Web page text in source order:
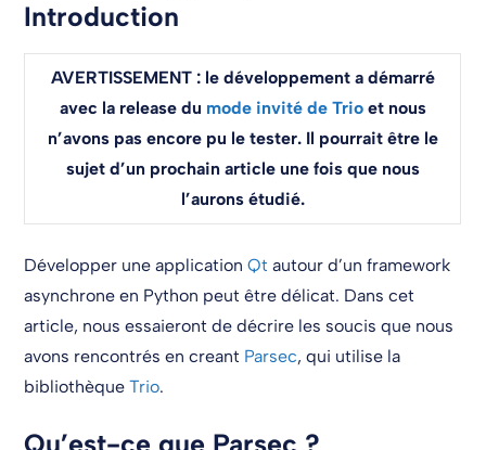
Introduction
AVERTISSEMENT : le développement a démarré
avec la release du mode invité de Trioet nous
n’avons pas encore pu le tester. Il pourrait être le
sujet d’un prochain article une fois que nous
l’aurons étudié.
Développer une applicationQt autour d’un framework
asynchrone en Python peut être délicat. Dans cet
article, nous essaieront de décrire les soucis que nous
avons rencontrés en creant Parsec, qui utilise la
bibliothèqueTrio.
Qu’est-ce que Parsec ?